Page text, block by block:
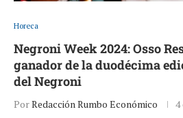
Horeca
Negroni Week 2024: Osso
ganador de la duodécima
del Negroni
PorRedacción Rumbo Económico 4